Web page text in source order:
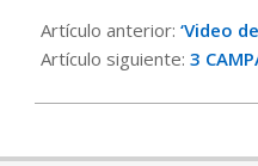
06-
29
Artículo anterior: ‘Video
Artículo siguiente: 3